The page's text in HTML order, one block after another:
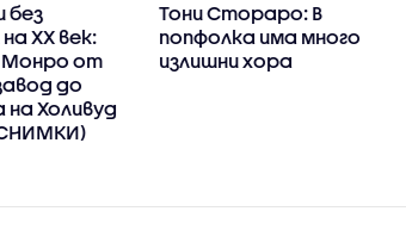
без
XX век:
Монро от
до
на Холивуд
Тони Стораро: В
попфолка има много
излишни хора